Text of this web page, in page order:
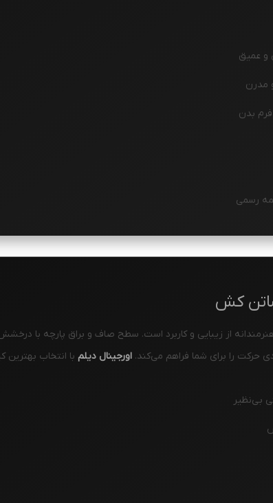
عمیق
مدرن
بدن
رسمی
کش
از زیبایی و کاربرد است. سطح صاف و براق پارچه با
حرکت را برای شما فراهم می‌کند. اورجینال دیلم با انتخاب
بی‌نظیر